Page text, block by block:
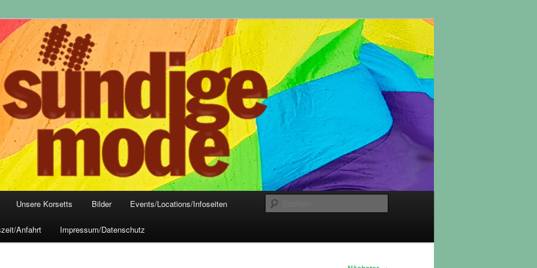
Frankfurt
Mode, Club- und Dark-Wear seit 2004
Unsere Korsetts Bilder Events/Locations/Infoseiten
Anfahrt Impressum/Datenschutz